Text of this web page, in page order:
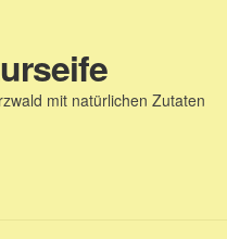
mit natürlichen Zutaten